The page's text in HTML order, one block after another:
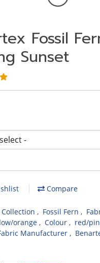
Fossil
Sunset
Compare
Collection , Fossil Fern ,
orange , Colour , red/
Manufacturer ,